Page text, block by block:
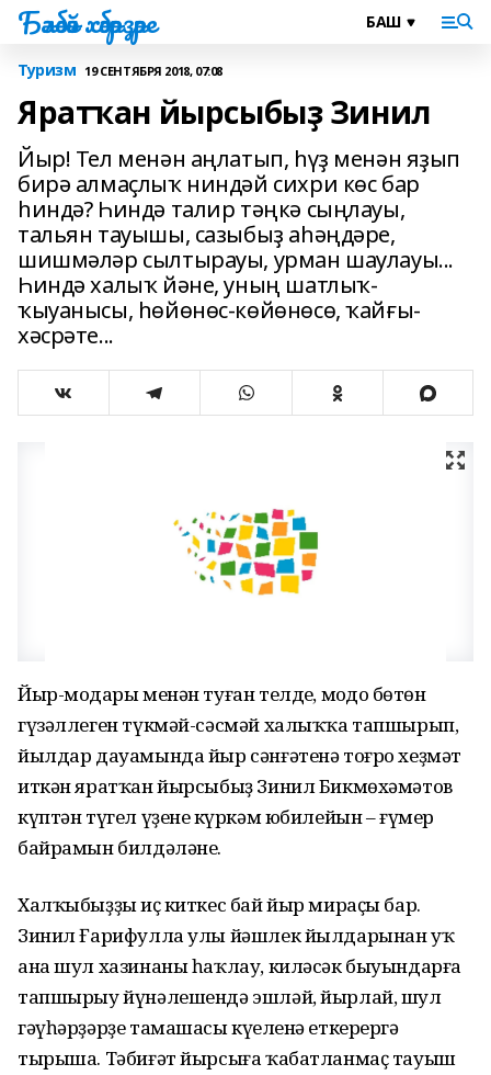
Бәләбәй хәбәрҙәре
Туризм 19 СЕНТЯБРЯ 2018, 07:08
Яратҡан йырсыбыҙ Зинил
Йыр! Тел менән аңлатып, һүҙ менән яҙып
бирә алмаҫлыҡ ниндәй сихри көс бар
һиндә? Һиндә талир тәңкә сыңлауы,
тальян тауышы, сазыбыҙ аһәңдәре,
шишмәләр сылтырауы, урман шаулауы...
Һиндә халыҡ йәне, уның шатлыҡ-
ҡыуанысы, һөйөнөс-көйөнөсө, ҡайғы-
хәсрәте...
Йыр-моңдары менән туған телдең, моңдоң бөтөн
гүзәллеген түкмәй-сәсмәй халыҡҡа тапшырып,
йылдар дауамында йыр сәнғәтенә тоғро хеҙмәт
иткән яратҡан йырсыбыҙ Зинил Бикмөхәмәтов
күптән түгел үҙенең күркәм юбилейын – ғүмер
байрамын билдәләне.
Халҡыбыҙҙың иҫ киткес бай йыр мираҫы бар.
Зинил Ғарифулла улы йәшлек йылдарынан уҡ
ана шул хазинаны һаҡлау, киләсәк быуындарға
тапшырыу йүнәлешендә эшләй, йырлай, шул
гәүһәрҙәрҙе тамашасы күңеленә еткерергә
тырыша. Тәбиғәт йырсыға ҡабатланмаҫ тауыш